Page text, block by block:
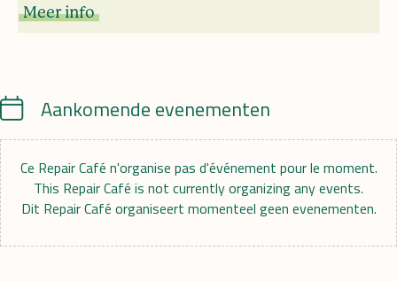
Meer info
CalendarAankomende evenementen
Ce Repair Café n'organise pas d'événement pour le moment.
This Repair Café is not currently organizing any events.
Dit Repair Café organiseert momenteel geen evenementen.